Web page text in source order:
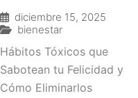
diciembre 15, 2025
bienestar
Hábitos Tóxicos que
Sabotean tu Felicidad y
Cómo Eliminarlos